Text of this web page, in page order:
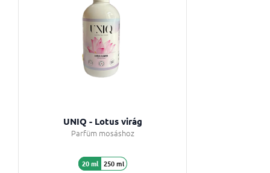
UNIQ - Lotus virág
Parfüm mosáshoz
20 ml 250 ml